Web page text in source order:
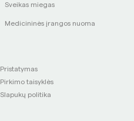
Sveikas miegas
Medicininės įrangos nuoma
Pristatymas
Pirkimo taisyklės
Slapukų politika